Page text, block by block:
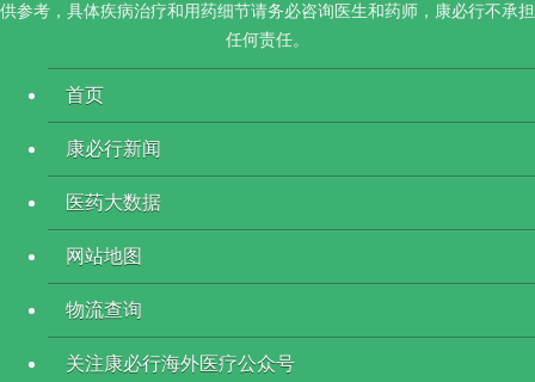
供参考，具体疾病治疗和用药细节请务必咨询医生和药师，康必行不承担
任何责任。
首页
康必行新闻
医药大数据
网站地图
物流查询
关注康必行海外医疗公众号